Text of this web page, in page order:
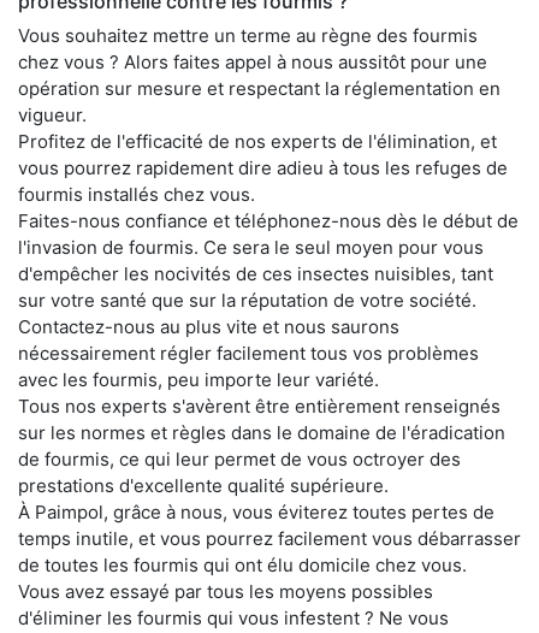
Vous souhaitez mettre un terme au règne des fourmis
chez vous ? Alors faites appel à nous aussitôt pour une
opération sur mesure et respectant la réglementation en
vigueur.
Profitez de l'efficacité de nos experts de l'élimination, et
vous pourrez rapidement dire adieu à tous les refuges de
fourmis installés chez vous.
Faites-nous confiance et téléphonez-nous dès le début de
l'invasion de fourmis. Ce sera le seul moyen pour vous
d'empêcher les nocivités de ces insectes nuisibles, tant
sur votre santé que sur la réputation de votre société.
Contactez-nous au plus vite et nous saurons
nécessairement régler facilement tous vos problèmes
avec les fourmis, peu importe leur variété.
Tous nos experts s'avèrent être entièrement renseignés
sur les normes et règles dans le domaine de l'éradication
de fourmis, ce qui leur permet de vous octroyer des
prestations d'excellente qualité supérieure.
À Paimpol, grâce à nous, vous éviterez toutes pertes de
temps inutile, et vous pourrez facilement vous débarrasser
de toutes les fourmis qui ont élu domicile chez vous.
Vous avez essayé par tous les moyens possibles
d'éliminer les fourmis qui vous infestent ? Ne vous